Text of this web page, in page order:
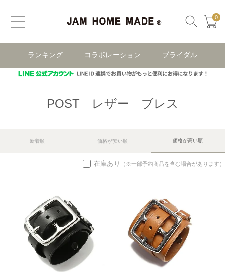
0
ランキング コラボレーション ブライダル
POST レザー ブレス
価格が安い順 価格が高い順
新着順
在庫あり （※一部予約商品を含む場合があります）